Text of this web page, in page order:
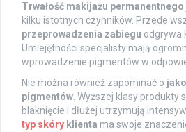
Trwałość makijażu permanentnego
kilku istotnych czynników. Przede
przeprowadzenia zabiegu odgrywa
Umiejętności specjalisty mają
wprowadzenie pigmentów w
Nie można również zapominać o
pigmentów. Wyższej klasy produkty
blaknięcie i dłużej utrzymują
typ skóry klienta ma swoje